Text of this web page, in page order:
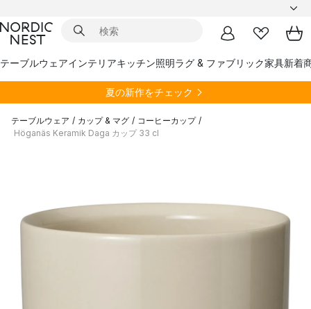
テーブルウェアインテリアキッチン照明ラグ & ファブリック家具新着
夏の新作をチェック
テーブルウェア / カップ & マグ / コーヒーカップ /
Höganäs Keramik Daga カップ 33 cl